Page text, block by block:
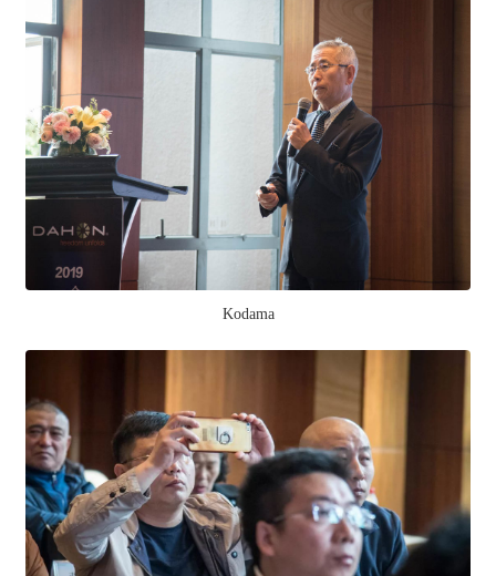
Kodama